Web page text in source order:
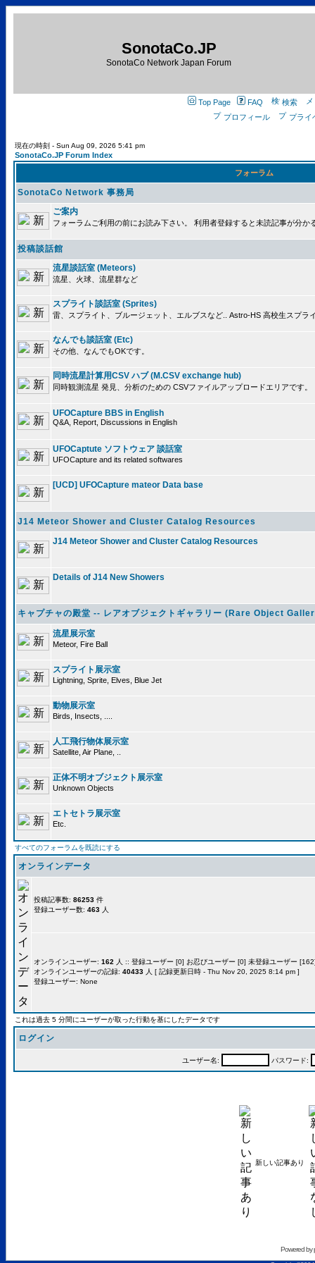
SonotaCo.JP
SonotaCo Network Japan Forum
Top Page FAQ
検索
プロフィール
プライ
現在の時刻 - Sun Aug 09, 2026 5:41 pm
SonotaCo.JP Forum Index
フォーラム
SonotaCo Network 事務局
ご案内
フォーラムご利用の前にお読み下さい。 利用者登録すると未読記事が分か
投稿談話館
流星談話室 (Meteors)
流星、火球、流星群など
スプライト談話室 (Sprites)
雷、スプライト、ブルージェット、エルブスなど.. Astro-HS 高校生スプラ
なんでも談話室 (Etc)
その他、なんでもOKです。
同時流星計算用CSV ハブ (M.CSV exchange hub)
同時観測流星 発見、分析のための CSVファイルアップロードエリアです。
UFOCapture BBS in English
Q&A, Report, Discussions in English
UFOCaptute ソフトウェア 談話室
UFOCapture and its related softwares
[UCD] UFOCapture mateor Data base
J14 Meteor Shower and Cluster Catalog Resources
J14 Meteor Shower and Cluster Catalog Resources
Details of J14 New Showers
キャプチャの殿堂 -- レアオブジェクトギャラリー (Rare Object
流星展示室
Meteor, Fire Ball
スプライト展示室
Lightning, Sprite, Elves, Blue Jet
動物展示室
Birds, Insects, ....
人工飛行物体展示室
Satellite, Air Plane, ..
正体不明オブジェクト展示室
Unknown Objects
エトセトラ展示室
Etc.
すべてのフォーラムを既読にする
オンラインデータ
投稿記事数: 86253 件
登録ユーザー数: 463 人
オンラインユーザー: 162 人 :: 登録ユーザー [0] お忍びユーザー [0] 未登録ユーザー
オンラインユーザーの記録: 40433 人 [ 記録更新日時 - Thu Nov 20, 2025 8:14 pm ]
登録ユーザー: None
これは過去 5 分間にユーザーが取った行動を基にしたデータです
ログイン
ユーザー名: パスワード:
新しい記事あり
Powered by